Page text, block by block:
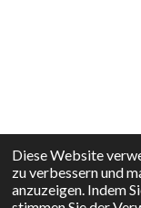
Diese Website
zu verbessern und
anzuzeigen. Indem